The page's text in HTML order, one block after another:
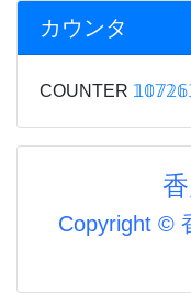
カウンタ
COUNTER
Copyright ©